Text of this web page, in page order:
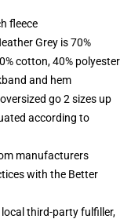
fleece
Grey is 70%
cotton, 40% polyester
and hem
go 2 sizes up
according to
manufacturers
with the Better
third-party fulfiller,